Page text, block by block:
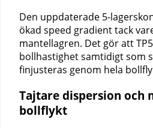
Den uppdaterade 5-
ökad speed gradient tack
mantellagren. Det gör att
bollhastighet samtidigt som
finjusteras genom hela
Tajtare dispersion och
bollflykt